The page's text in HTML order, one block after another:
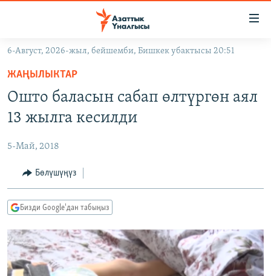
Навигацияга
өтүңүз
Издөөгө
салыңыз
КЫРГЫЗСТАН
ЭКОНОМИКА
МАДАНИЯТ
БОРБОР АЗИЯ
АТАЙЫН ИЛИКТӨӨ
ТВ ПРОГРАММАЛАР
ЭКСПЕРТТЕР ТАЛДАЙТ
БИЗ ЖАНА ДҮЙНӨ
ДАНИСТЕ
ӨЗГӨЧӨ ПИКИР
Русский
6-Август, 2026-жыл, бейшемби, Бишкек убактысы 20:51
ЖАҢЫЛЫКТАР
Ошто баласын сабап өлтүргөн аял
13 жылга кесилди
5-Май, 2018
Бөлүшүңүз
Бизди Google'дан табыңыз